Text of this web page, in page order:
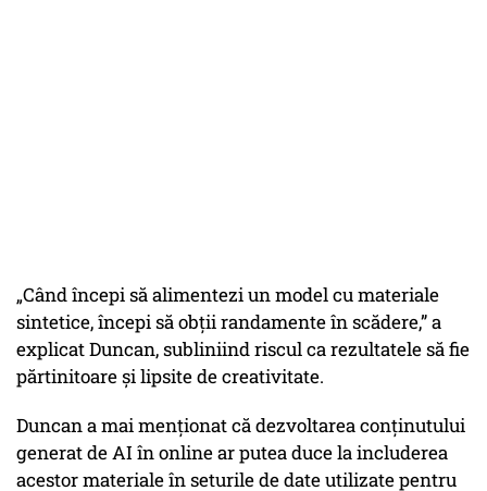
„Când începi să alimentezi un model cu materiale
sintetice, începi să obții randamente în scădere,” a
explicat Duncan, subliniind riscul ca rezultatele să fie
părtinitoare și lipsite de creativitate.
Duncan a mai menționat că dezvoltarea conținutului
generat de AI în online ar putea duce la includerea
acestor materiale în seturile de date utilizate pentru